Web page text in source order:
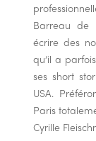
Barreau de
écrire des
qu’il a
ses short
USA.
Paris
Cyrille